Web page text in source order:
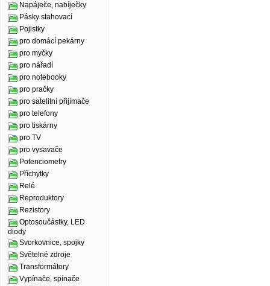
Napáječe, nabíječky
Pásky stahovací
Pojistky
pro domácí pekárny
pro myčky
pro nářadí
pro notebooky
pro pračky
pro satelitní přijímače
pro telefony
pro tiskárny
pro TV
pro vysavače
Potenciometry
Příchytky
Relé
Reproduktory
Rezistory
Optosoučástky, LED
diody
Svorkovnice, spojky
Světelné zdroje
Transformátory
Vypínače, spínače